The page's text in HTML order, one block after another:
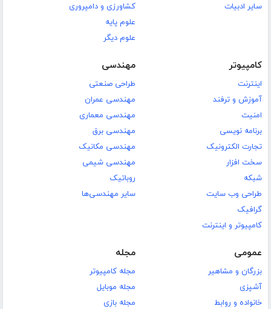
سایر ادبیات
کشاورزی و دامپروری
علوم پایه
علوم دیگر
کامپیوتر
اینترنت
آموزش و ترفند
امنیت
برنامه نویسی
تجارت الکترونیک
سخت افزار
شبکه
طراحی وب سایت
گرافیک
کامپیوتر و اینترنت
مهندسی
طراحی صنعتی
مهندسی عمران
مهندسی معماری
مهندسی برق
مهندسی مکانیک
مهندسی شیمی
روباتیک
سایر مهندسی‌ها
عمومی
بزرگان و مشاهیر
آشپزی
خانواده و روابط
مجله
مجله کامپیوتر
مجله موبایل
مجله بازی